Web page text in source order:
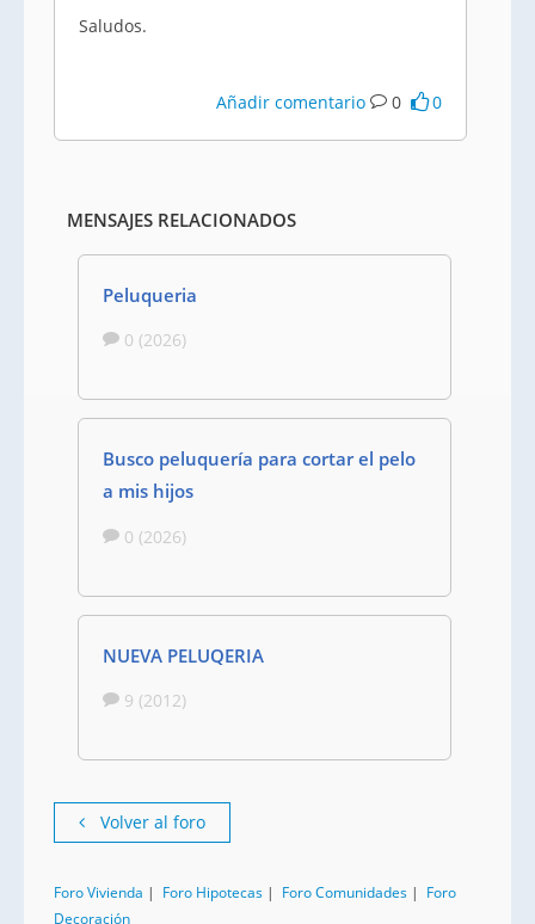
Saludos.
Añadir comentario 0 0
MENSAJES RELACIONADOS
Peluqueria
0 (2026)
Busco peluquería para cortar el pelo
a mis hijos
0 (2026)
NUEVA PELUQERIA
9 (2012)
Volver al foro
Foro Vivienda | Foro Hipotecas | Foro Comunidades | Foro
Decoración